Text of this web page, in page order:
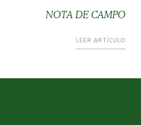
NOTA DE CAMPO
LEER ARTÍCULO